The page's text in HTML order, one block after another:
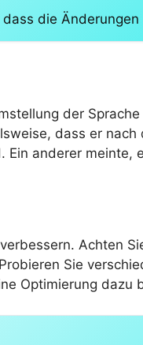
die
der
dass er
anderer meinte,
Achten
Sie
Optimierung